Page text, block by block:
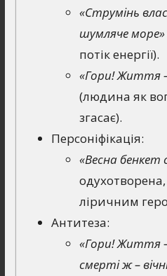
«Струмінь
шумляче море»
потік енергії).
«Гори! Життя
(людина як
згасає).
Персоніфікація:
«Весна бенкет
ліричним
Антитеза:
«Гори! Життя
смерті ж –